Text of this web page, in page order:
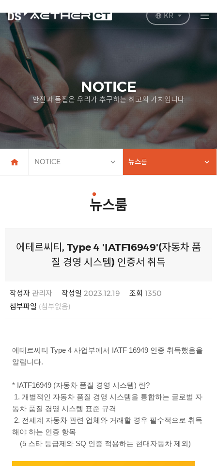
KR
NOTICE
안전과 품질은 우리가 추구하는 최고의 가치입니다
NOTICE 뉴스룸
뉴스룸
에테르씨티, Type 4 'IATF16949'(자동차 품
질 경영 시스템) 인증서 취득
작성자 관리자 작성일 2023.12.19 조회 1350
첨부파일 (첨부없음)
에테르씨티 Type 4 사업부에서 IATF 16949 인증 취득했음을
알립니다.
* IATF16949 (자동차 품질 경영 시스템) 란?
1. 개별적인 자동차 품질 경영 시스템을 통합하는 글로벌 자
동차 품질 경영 시스템 표준 규격
2. 전세계 자동차 관련 업체와 거래할 경우 필수적으로 취득
해야 하는 인증 항목
(5 스타 등급제와 SQ 인증 적용하는 현대자동차 제외)